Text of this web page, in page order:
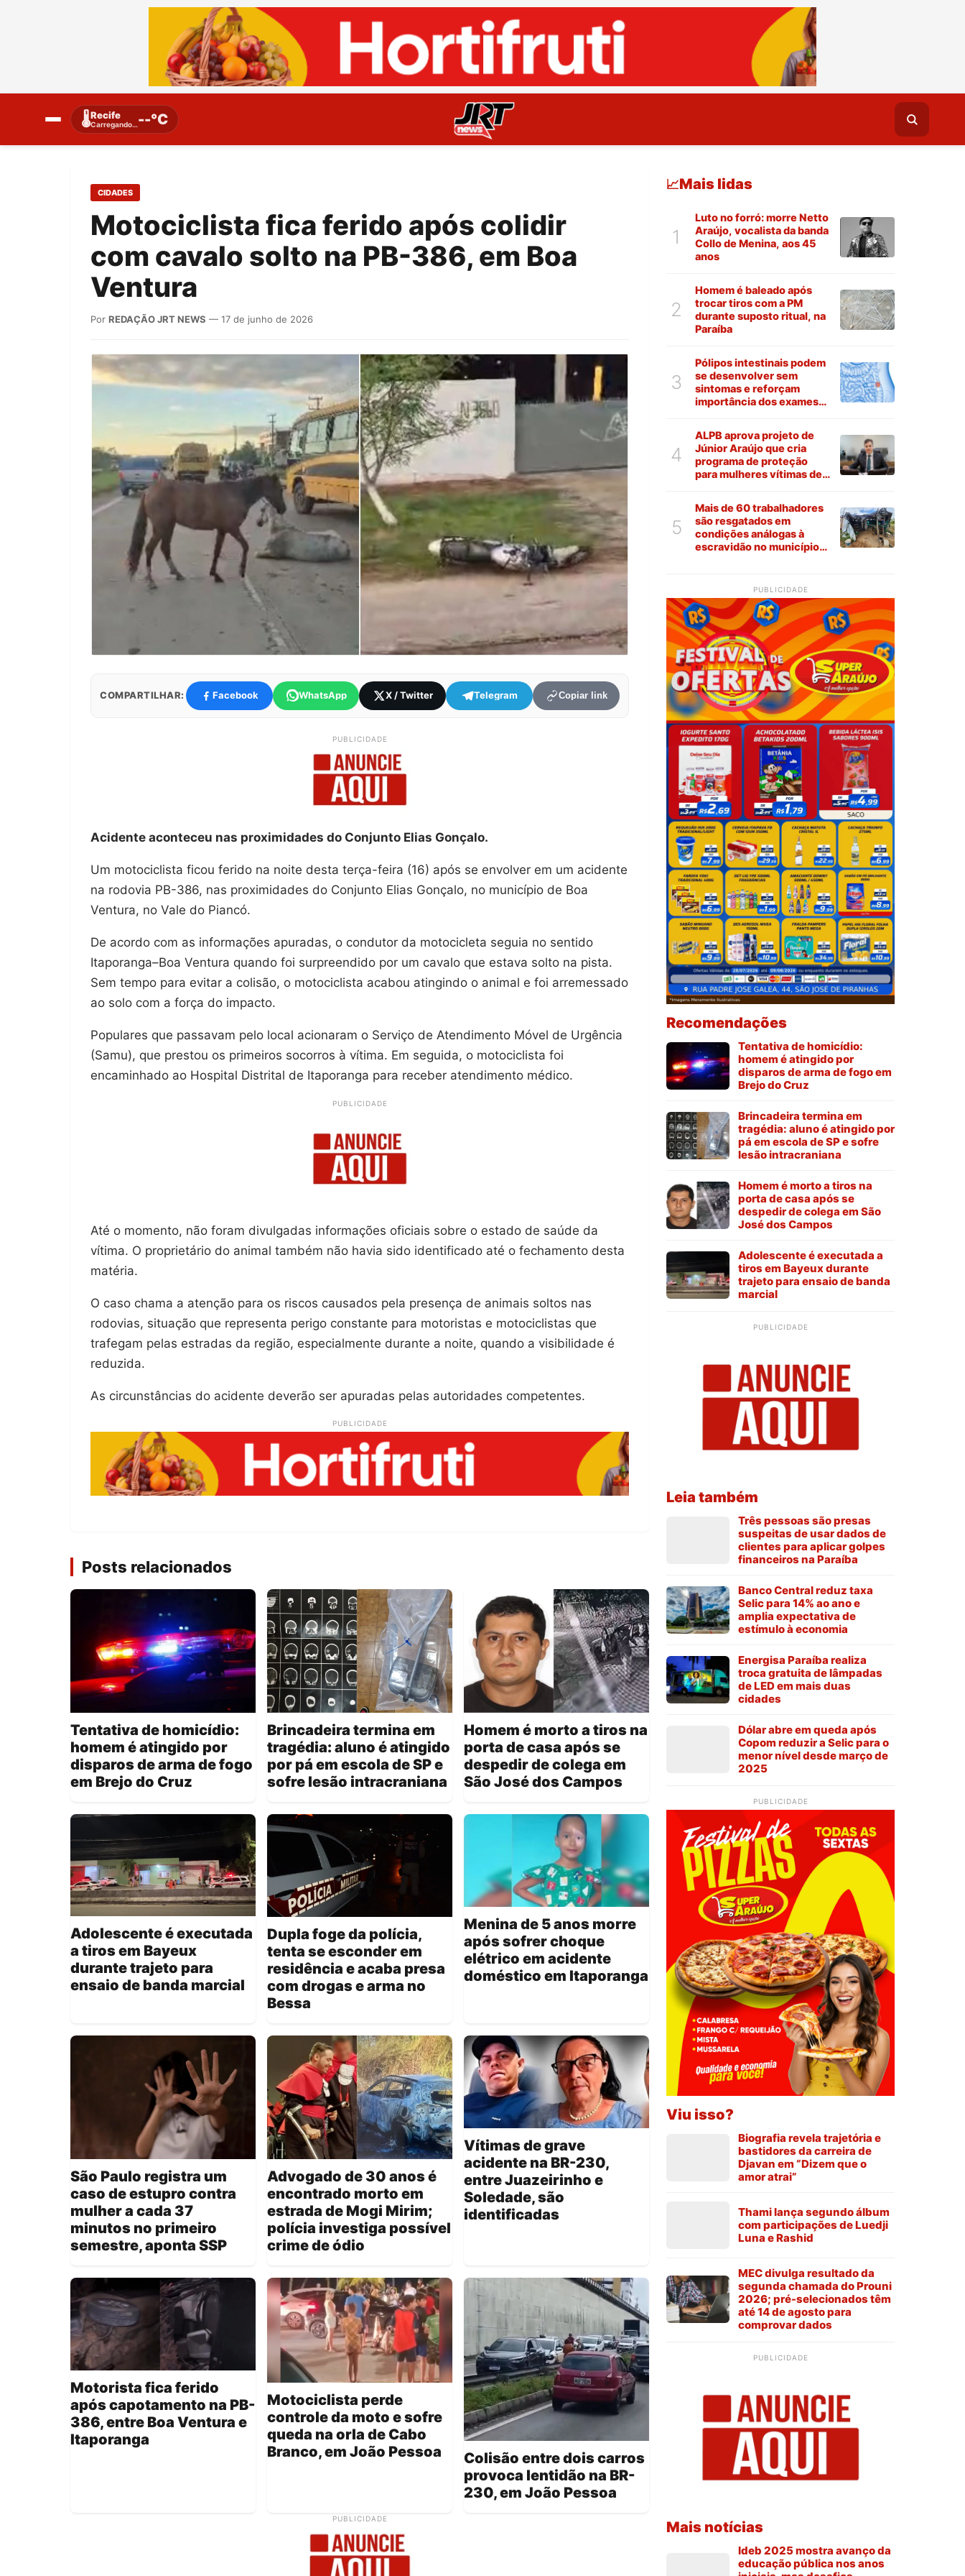
🌡️Recife
Carregando…--°C
CIDADES
Motociclista fica ferido após colidir
com cavalo solto na PB-386, em Boa
Ventura
Por REDAÇÃO JRT NEWS — 17 de junho de 2026
COMPARTILHAR: Facebook WhatsApp X / Twitter Telegram Copiar link
PUBLICIDADE
Acidente aconteceu nas proximidades do Conjunto Elias Gonçalo.
Um motociclista ficou ferido na noite desta terça-feira (16) após se envolver em um acidente
na rodovia PB-386, nas proximidades do Conjunto Elias Gonçalo, no município de Boa
Ventura, no Vale do Piancó.
De acordo com as informações apuradas, o condutor da motocicleta seguia no sentido
Itaporanga–Boa Ventura quando foi surpreendido por um cavalo que estava solto na pista.
Sem tempo para evitar a colisão, o motociclista acabou atingindo o animal e foi arremessado
ao solo com a força do impacto.
Populares que passavam pelo local acionaram o Serviço de Atendimento Móvel de Urgência
(Samu), que prestou os primeiros socorros à vítima. Em seguida, o motociclista foi
encaminhado ao Hospital Distrital de Itaporanga para receber atendimento médico.
PUBLICIDADE
Até o momento, não foram divulgadas informações oficiais sobre o estado de saúde da
vítima. O proprietário do animal também não havia sido identificado até o fechamento desta
matéria.
O caso chama a atenção para os riscos causados pela presença de animais soltos nas
rodovias, situação que representa perigo constante para motoristas e motociclistas que
trafegam pelas estradas da região, especialmente durante a noite, quando a visibilidade é
reduzida.
As circunstâncias do acidente deverão ser apuradas pelas autoridades competentes.
PUBLICIDADE
Posts relacionados
Tentativa de homicídio:
homem é atingido por
disparos de arma de fogo
em Brejo do Cruz
Brincadeira termina em
tragédia: aluno é atingido
por pá em escola de SP e
sofre lesão intracraniana
Homem é morto a tiros na
porta de casa após se
despedir de colega em
São José dos Campos
Adolescente é executada
a tiros em Bayeux
durante trajeto para
ensaio de banda marcial
Dupla foge da polícia,
tenta se esconder em
residência e acaba presa
com drogas e arma no
Bessa
Menina de 5 anos morre
após sofrer choque
elétrico em acidente
doméstico em Itaporanga
São Paulo registra um
caso de estupro contra
mulher a cada 37
minutos no primeiro
semestre, aponta SSP
Advogado de 30 anos é
encontrado morto em
estrada de Mogi Mirim;
polícia investiga possível
crime de ódio
Vítimas de grave
acidente na BR-230,
entre Juazeirinho e
Soledade, são
identificadas
Motorista fica ferido
após capotamento na PB-
386, entre Boa Ventura e
Itaporanga
Motociclista perde
controle da moto e sofre
queda na orla de Cabo
Branco, em João Pessoa
Colisão entre dois carros
provoca lentidão na BR-
230, em João Pessoa
PUBLICIDADE
📈Mais lidas
1
Luto no forró: morre Netto
Araújo, vocalista da banda
Collo de Menina, aos 45
anos
2
Homem é baleado após
trocar tiros com a PM
durante suposto ritual, na
Paraíba
3
Pólipos intestinais podem
se desenvolver sem
sintomas e reforçam
importância dos exames
4
ALPB aprova projeto de
Júnior Araújo que cria
programa de proteção
para mulheres vítimas de
5
Mais de 60 trabalhadores
são resgatados em
condições análogas à
escravidão no município
PUBLICIDADE
Recomendações
Tentativa de homicídio:
homem é atingido por
disparos de arma de fogo em
Brejo do Cruz
Brincadeira termina em
tragédia: aluno é atingido por
pá em escola de SP e sofre
lesão intracraniana
Homem é morto a tiros na
porta de casa após se
despedir de colega em São
José dos Campos
Adolescente é executada a
tiros em Bayeux durante
trajeto para ensaio de banda
marcial
PUBLICIDADE
Leia também
Três pessoas são presas
suspeitas de usar dados de
clientes para aplicar golpes
financeiros na Paraíba
Banco Central reduz taxa
Selic para 14% ao ano e
amplia expectativa de
estímulo à economia
Energisa Paraíba realiza
troca gratuita de lâmpadas
de LED em mais duas
cidades
Dólar abre em queda após
Copom reduzir a Selic para o
menor nível desde março de
2025
PUBLICIDADE
Viu isso?
Biografia revela trajetória e
bastidores da carreira de
Djavan em “Dizem que o
amor atrai”
Thami lança segundo álbum
com participações de Luedji
Luna e Rashid
MEC divulga resultado da
segunda chamada do Prouni
2026; pré-selecionados têm
até 14 de agosto para
comprovar dados
PUBLICIDADE
Mais notícias
Ideb 2025 mostra avanço da
educação pública nos anos